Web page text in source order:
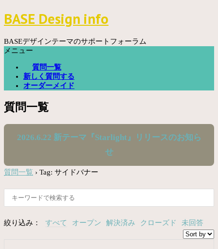
コ
ン
ン
ツ
BASE Design info
BASEデザインテーマのサポートフォーラム
メニュー
質問一覧
新しく質問する
オーダーメイド
質問一覧
2026.6.22 新テーマ『Starlight』リリースのお知ら
せ
質問一覧 › Tag: サイドバナー
絞り込み： すべて オープン 解決済み クローズド 未回答